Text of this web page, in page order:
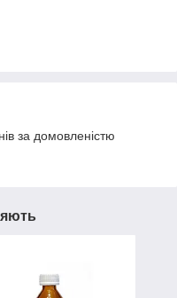
за домовленістю